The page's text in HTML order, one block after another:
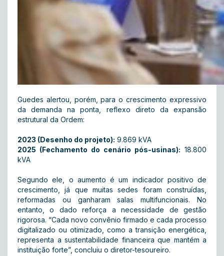
Guedes alertou, porém, para o crescimento expressivo
da demanda na ponta, reflexo direto da expansão
estrutural da Ordem:
2023 (Desenho do projeto): 9.869 kVA
2025 (Fechamento do cenário pós-usinas): 18.800
kVA
Segundo ele, o aumento é um indicador positivo de
crescimento, já que muitas sedes foram construídas,
reformadas ou ganharam salas multifuncionais. No
entanto, o dado reforça a necessidade de gestão
rigorosa. “Cada novo convênio firmado e cada processo
digitalizado ou otimizado, como a transição energética,
representa a sustentabilidade financeira que mantém a
instituição forte”, concluiu o diretor-tesoureiro.